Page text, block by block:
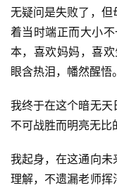
首
页
无疑问是失败了，但
着当时端正而大小
本，喜欢妈妈，喜
眼含热泪，幡然醒悟。
我终于在这个暗无
不可战胜而明亮无比
我起身，在这通向未
理解，不遗漏老师挥